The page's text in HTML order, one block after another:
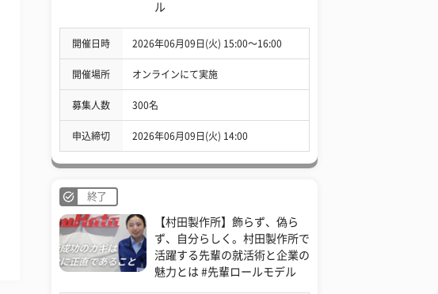
ル
開催日時 2026年06月09日(火) 15:00〜16:00
開催場所 オンラインにて実施
募集人数 300名
申込締切 2026年06月09日(火) 14:00
終了
【村田製作所】飾らず、偽ら
ず、自分らしく。村田製作所で
活躍する先輩の就活術と企業の
魅力とは #先輩ロールモデル